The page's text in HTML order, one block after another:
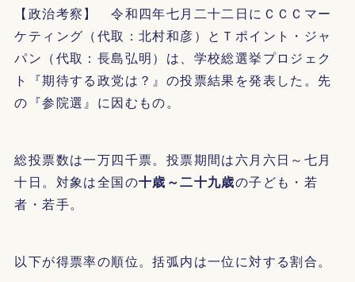
【政治考察】 令和四年七月二十二日にＣＣＣマー
ケティング（代取：北村和彦）とＴポイント・ジャ
パン（代取：長島弘明）は、学校総選挙プロジェク
ト『期待する政党は？』の投票結果を発表した。先
の『参院選』に因むもの。
総投票数は一万四千票。投票期間は六月六日～七月
十日。対象は全国の十歳～二十九歳の子ども・若
者・若手。
以下が得票率の順位。括弧内は一位に対する割合。